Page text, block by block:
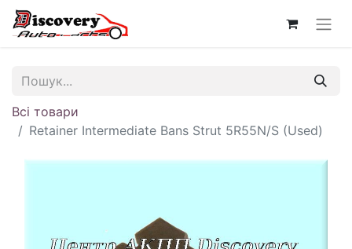
Всі товари
Retainer Intermediate Bans Strut 5R55N/S (Used)